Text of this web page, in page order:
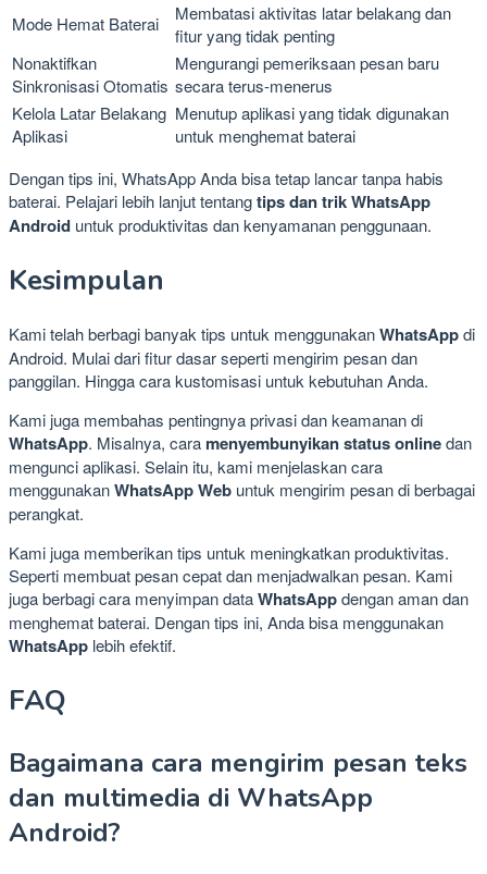
Mode Hemat Baterai
Membatasi aktivitas latar belakang dan
fitur yang tidak penting
Nonaktifkan
Sinkronisasi Otomatis
Mengurangi pemeriksaan pesan baru
secara terus-menerus
Kelola Latar Belakang
Aplikasi
Menutup aplikasi yang tidak digunakan
untuk menghemat baterai
Dengan tips ini, WhatsApp Anda bisa tetap lancar tanpa habis
baterai. Pelajari lebih lanjut tentangtips dan trik WhatsApp
Android untuk produktivitas dan kenyamanan penggunaan.
Kesimpulan
Kami telah berbagi banyak tips untuk menggunakanWhatsAppdi
Android. Mulai dari fitur dasar seperti mengirim pesan dan
panggilan. Hingga cara kustomisasi untuk kebutuhan Anda.
Kami juga membahas pentingnya privasi dan keamanan di
WhatsApp. Misalnya, cara menyembunyikan status onlinedan
mengunci aplikasi. Selain itu, kami menjelaskan cara
menggunakanWhatsApp Web untuk mengirim pesan di berbagai
perangkat.
Kami juga memberikan tips untuk meningkatkan produktivitas.
Seperti membuat pesan cepat dan menjadwalkan pesan. Kami
juga berbagi cara menyimpan dataWhatsAppdengan aman dan
menghemat baterai. Dengan tips ini, Anda bisa menggunakan
WhatsApp lebih efektif.
FAQ
Bagaimana cara mengirim pesan teks
dan multimedia di WhatsApp
Android?